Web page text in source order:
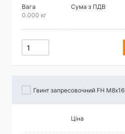
Вага
0.000 кг
Сума з ПДВ
Гвинт запресовочний FH М8х16
Ціна